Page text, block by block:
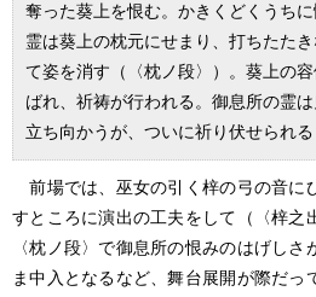
奪った葵上を恨む。かきくどくうち
霊は葵上の枕元にせまり、打ちたた
て姿を消す（〈枕ノ段〉）。 葵上の
ばれ、祈祷が行われる。御息所の霊
立ち向かうが、ついに祈り伏せられる
前場では、巫女の引く梓の弓の音に
すところに演出の工夫をして（〈梓之
〈枕ノ段〉で御息所の恨みのはげし
ま中入となるなど、舞台展開が際だっ